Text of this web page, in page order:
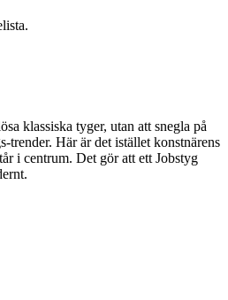
klassiska tyger, utan att snegla på
trender. Här är det istället konstnärens
i centrum. Det gör att ett Jobstyg